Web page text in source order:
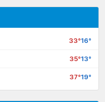
33°16°
35°13°
37°19°